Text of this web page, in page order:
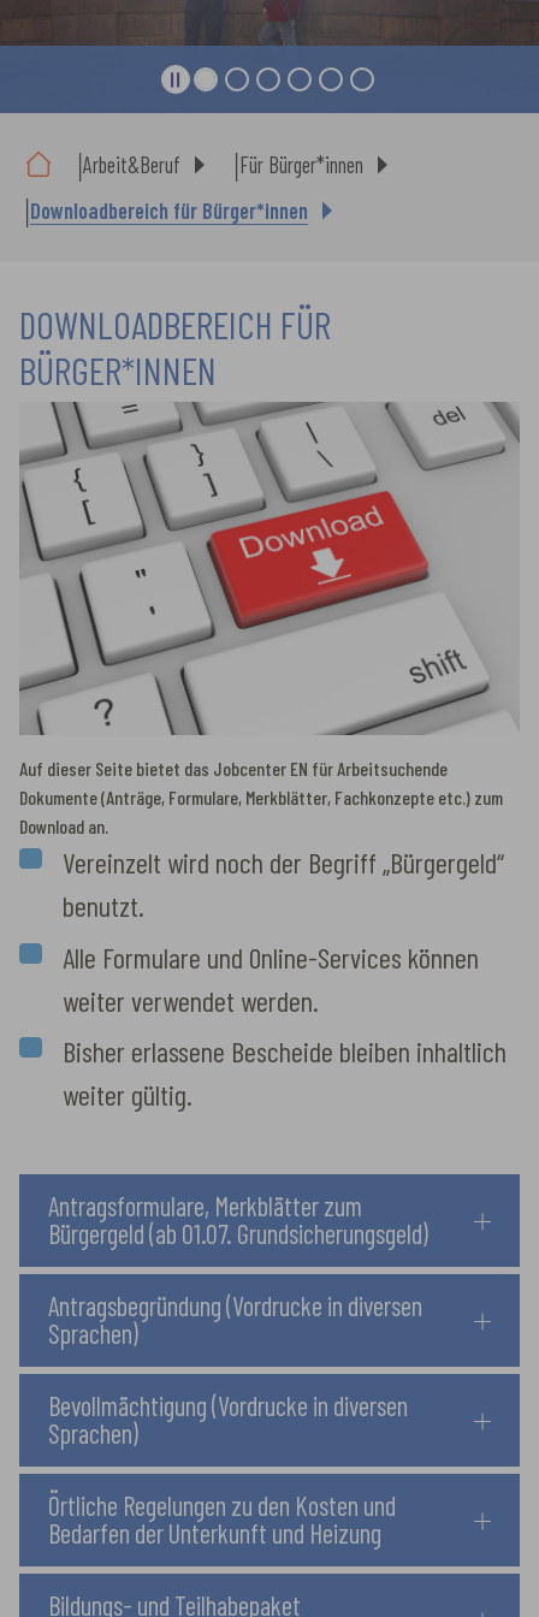
Arbeit&Beruf
Für Bürger*innen
Downloadbereich für Bürger*innen
DOWNLOADBEREICH FÜR
BÜRGER*INNEN
Auf dieser Seite bietet das Jobcenter EN für Arbeitsuchende
Dokumente (Anträge, Formulare, Merkblätter, Fachkonzepte etc.) zum
Download an.
Vereinzelt wird noch der Begriff ­„Bürgergeld“
benutzt.
Alle Formulare und Online-Services können
weiter verwendet werden.
Bisher erlassene Bescheide bleiben inhaltlich
weiter gültig.
Antragsformulare, Merkblätter zum
Bürgergeld (ab 01.07. Grundsicherungsgeld)
Antragsbegründung (Vordrucke in diversen
Sprachen)
Bevollmächtigung (Vordrucke in diversen
Sprachen)
Örtliche Regelungen zu den Kosten und
Bedarfen der Unterkunft und Heizung
Bildungs- und Teilhabepaket